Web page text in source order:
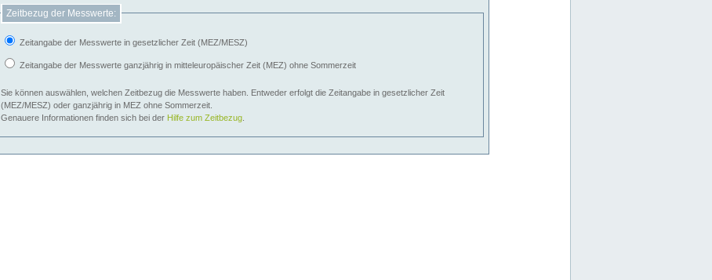
Zeitbezug der Messwerte:
Zeitangabe der Messwerte in gesetzlicher Zeit (MEZ/MESZ)
Zeitangabe der Messwerte ganzjährig in mitteleuropäischer Zeit (MEZ) ohne Sommerzeit
Sie können auswählen, welchen Zeitbezug die Messwerte haben. Entweder erfolgt die Zeitangabe in gesetzlicher Zeit
(MEZ/MESZ) oder ganzjährig in MEZ ohne Sommerzeit.
Genauere Informationen finden sich bei der Hilfe zum Zeitbezug